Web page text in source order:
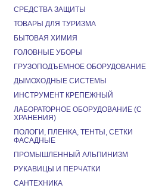
СРЕДСТВА ЗАЩИТЫ
ТОВАРЫ ДЛЯ ТУРИЗМА
БЫТОВАЯ ХИМИЯ
ГОЛОВНЫЕ УБОРЫ
ГРУЗОПОДЪЕМНОЕ ОБОРУДОВАНИЕ
ДЫМОХОДНЫЕ СИСТЕМЫ
ИНСТРУМЕНТ КРЕПЕЖНЫЙ
ЛАБОРАТОРНОЕ ОБОРУДОВАНИЕ (С
ХРАНЕНИЯ)
ПОЛОГИ, ПЛЕНКА, ТЕНТЫ, СЕТКИ
ФАСАДНЫЕ
ПРОМЫШЛЕННЫЙ АЛЬПИНИЗМ
РУКАВИЦЫ И ПЕРЧАТКИ
САНТЕХНИКА